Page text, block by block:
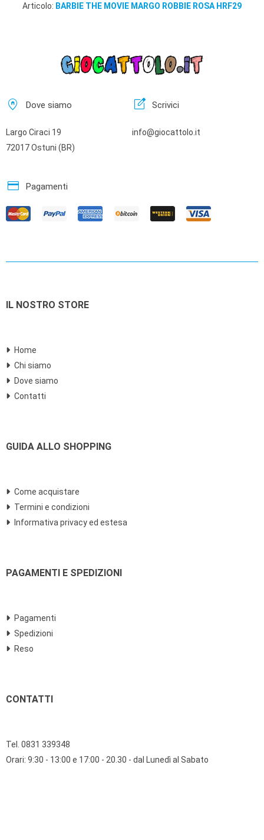
Articolo: BARBIE THE MOVIE MARGO ROBBIE ROSA HRF29
home_pin Dove siamo
Largo Ciraci 19
72017 Ostuni (BR)
edit_square Scrivici
info@giocattolo.it
credit_card Pagamenti
IL NOSTRO STORE
Home
Chi siamo
Dove siamo
Contatti
GUIDA ALLO SHOPPING
Come acquistare
Termini e condizioni
Informativa privacy ed estesa
PAGAMENTI E SPEDIZIONI
Pagamenti
Spedizioni
Reso
CONTATTI
Tel. 0831 339348
Orari: 9:30 - 13:00 e 17:00 - 20.30 - dal Lunedì al Sabato